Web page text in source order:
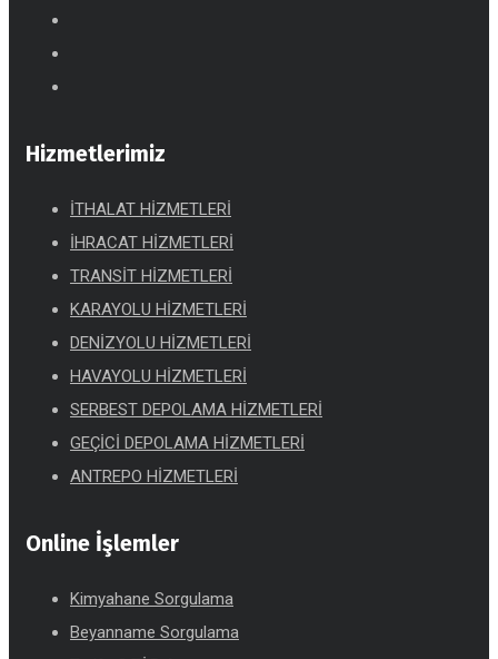
Hizmetlerimiz
İTHALAT HİZMETLERİ
İHRACAT HİZMETLERİ
TRANSİT HİZMETLERİ
KARAYOLU HİZMETLERİ
DENİZYOLU HİZMETLERİ
HAVAYOLU HİZMETLERİ
SERBEST DEPOLAMA HİZMETLERİ
GEÇİCİ DEPOLAMA HİZMETLERİ
ANTREPO HİZMETLERİ
Online İşlemler
Kimyahane Sorgulama
Beyanname Sorgulama